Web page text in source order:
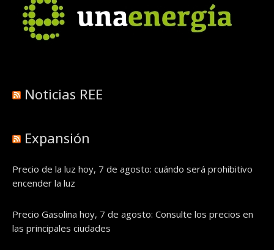
Noticias REE
Expansión
Precio de la luz hoy, 7 de agosto: cuándo será prohibitivo
encender la luz
Precio Gasolina hoy, 7 de agosto: Consulte los precios en
las principales ciudades